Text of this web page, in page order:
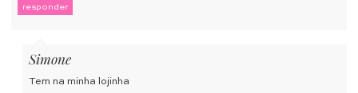
responder
Simone
Tem na minha lojinha